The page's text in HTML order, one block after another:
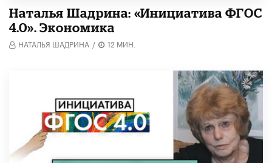
Наталья Шадрина: «Инициатива ФГОС
4.0». Экономика
НАТАЛЬЯ ШАДРИНА / 12 МИН.